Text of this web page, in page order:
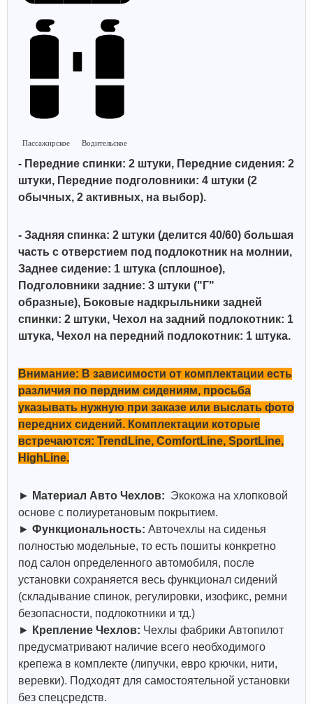
Пассажирское Водительское
- Передние спинки: 2 штуки, Передние сидения: 2
штуки, Передние подголовники: 4 штуки (2
обычных, 2 активных, на выбор).
- Задняя спинка: 2 штуки (делится 40/60) большая
часть с отверстием под подлокотник на молнии,
Заднее сидение: 1 штука (сплошное),
Подголовники задние: 3 штуки ("Г"
образные), Боковые надкрыльники задней
спинки: 2 штуки, Чехол на задний подлокотник: 1
штука, Чехол на передний подлокотник: 1 штука.
Внимание: В зависимости от комплектации есть
различия по пердним сидениям, просьба
указывать нужную при заказе или выслать фото
передних сидений. Комплектации которые
встречаются: TrendLine, ComfortLine, SportLine,
HighLine.
► Материал Авто Чехлов: Экокожа на хлопковой
основе с полиуретановым покрытием.
► Функциональность: Авточехлы на сиденья
полностью модельные, то есть пошиты конкретно
под салон определенного автомобиля, после
установки сохраняется весь функционал сидений
(складывание спинок, регулировки, изофикс, ремни
безопасности, подлокотники и тд.)
► Крепление Чехлов: Чехлы фабрики Автопилот
предусматривают наличие всего необходимого
крепежа в комплекте (липучки, евро крючки, нити,
веревки). Подходят для самостоятельной установки
без спецсредств.